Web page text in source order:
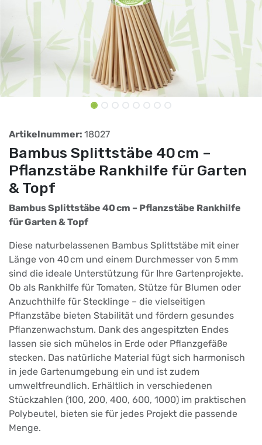
Artikelnummer: 18027
Bambus Splittstäbe 40 cm –
Pflanzstäbe Rankhilfe für Garten
& Topf
Bambus Splittstäbe 40 cm – Pflanzstäbe Rankhilfe
für Garten & Topf
Diese naturbelassenen Bambus Splittstäbe mit einer
Länge von 40 cm und einem Durchmesser von 5 mm
sind die ideale Unterstützung für Ihre Gartenprojekte.
Ob als Rankhilfe für Tomaten, Stütze für Blumen oder
Anzuchthilfe für Stecklinge – die vielseitigen
Pflanzstäbe bieten Stabilität und fördern gesundes
Pflanzenwachstum. Dank des angespitzten Endes
lassen sie sich mühelos in Erde oder Pflanzgefäße
stecken. Das natürliche Material fügt sich harmonisch
in jede Gartenumgebung ein und ist zudem
umweltfreundlich. Erhältlich in verschiedenen
Stückzahlen (100, 200, 400, 600, 1000) im praktischen
Polybeutel, bieten sie für jedes Projekt die passende
Menge.​